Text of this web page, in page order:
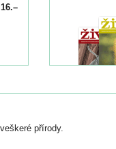
přírody.